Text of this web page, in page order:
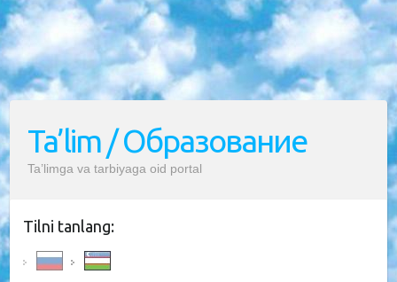
Ta’lim / Образование
Ta’limga va tarbiyaga oid portal
Tilni tanlang: